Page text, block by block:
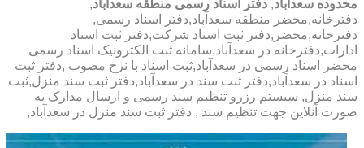
محدوده سعدآباد, دفتر اسناد رسمی منطقه سعدآباد,
دفترخانه,محضر منطقه سعدآباد,دفتر اسناد رسمی,
دفترخانه,محضر,دفتر ثبت اسناد شرکت,دفتر ثبت اسناد
ادارات,دفترخانه در سعدآباد,سامانه ثبت الکترونیک اسناد رسمی
محضر اسناد رسمی در سعدآباد,ثبت اسناد با نرخ مصوب ,دفتر ثبت
اسناد در سعدآباد,دفتر ثبت سند در سعدآباد,دفتر ثبت سند منزل,ثبت
سند منزل, سیستم رزرو تنظیم سند رسمی و ارسال مدارک به
صورت آنلاین جهت تنظیم سند , دفتر ثبت سند منزل در سعدآباد,